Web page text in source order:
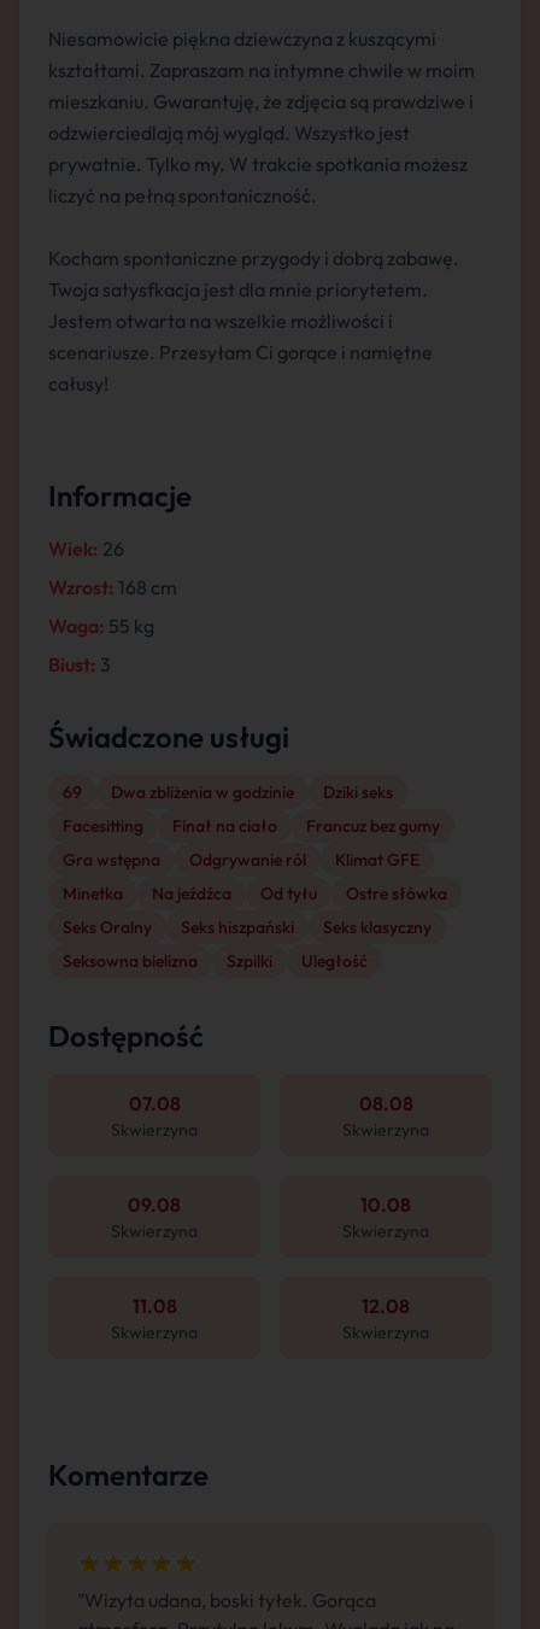
Niesamowicie piękna dziewczyna z kuszącymi
kształtami. Zapraszam na intymne chwile w moim
mieszkaniu. Gwarantuję, że zdjęcia są prawdziwe i
odzwierciedlają mój wygląd. Wszystko jest
prywatnie. Tylko my. W trakcie spotkania możesz
liczyć na pełną spontaniczność.
Kocham spontaniczne przygody i dobrą zabawę.
Twoja satysfkacja jest dla mnie priorytetem.
Jestem otwarta na wszelkie możliwości i
scenariusze. Przesyłam Ci gorące i namiętne
całusy!
Informacje
Wiek: 26
Wzrost: 168 cm
Waga: 55 kg
Biust: 3
Świadczone usługi
69 Dwa zbliżenia w godzinie
Dziki seks
Facesitting
Finał na ciało
Francuz bez gumy
Gra wstępna
Odgrywanie ról
Klimat GFE
Minetka
Na jeźdźca Od tyłu
Ostre słówka
Seks Oralny
Seks hiszpański
Seks klasyczny
Seksowna bielizna
Szpilki Uległość
Dostępność
07.08
Skwierzyna
08.08
Skwierzyna
09.08
Skwierzyna
10.08
Skwierzyna
11.08
Skwierzyna
12.08
Skwierzyna
Komentarze
"Wizyta udana, boski tyłek. Gorąca